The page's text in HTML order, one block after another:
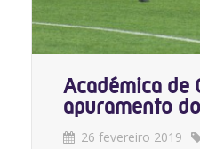
Académica de
apuramento
26 fevereiro 2019